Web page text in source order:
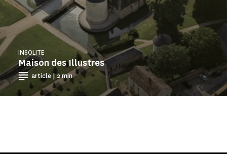
Maison des Illustres
INSOLITE
article | 2 min